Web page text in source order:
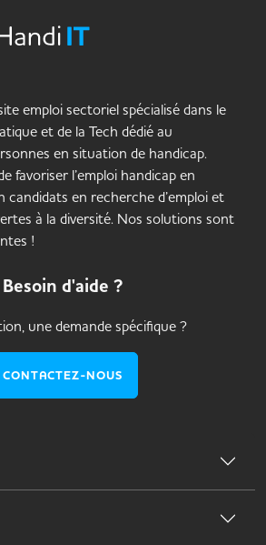
emploi sectoriel spécialisé dans le
et de la Tech dédié au
en situation de handicap.
favoriser l’emploi handicap en
en recherche d’emploi et
à la diversité. Nos solutions sont
!
Besoin d'aide ?
une demande spécifique ?
CONTACTEZ-NOUS